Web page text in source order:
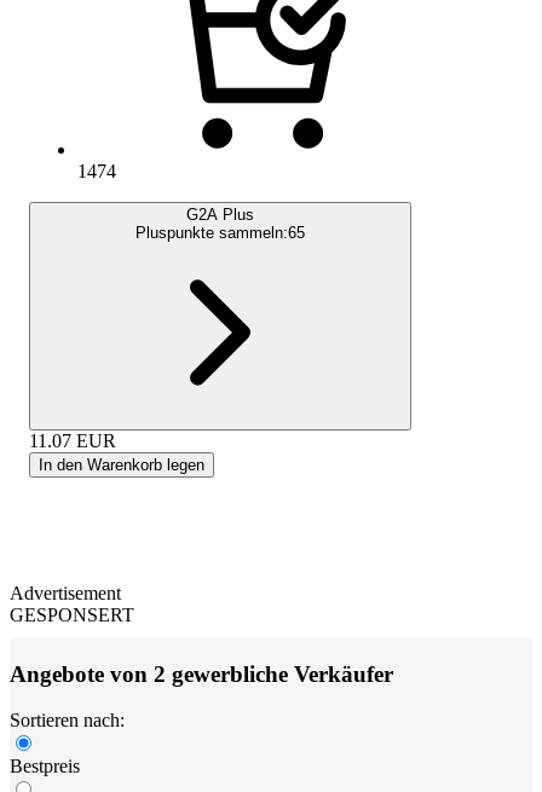
1474
G2A Plus
Pluspunkte sammeln:65
11.07 EUR
In den Warenkorb legen
Advertisement
GESPONSERT
Angebote von 2 gewerbliche Verkäufer
Sortieren nach:
Bestpreis